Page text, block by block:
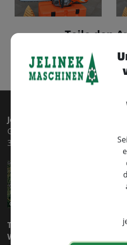
Teile den
⇐ zurück
Jelinek Maschinen e.U.
Gewerbepark 1
3332 Rosenau/Sonntagberg
Tel.:
Whatsapp.: